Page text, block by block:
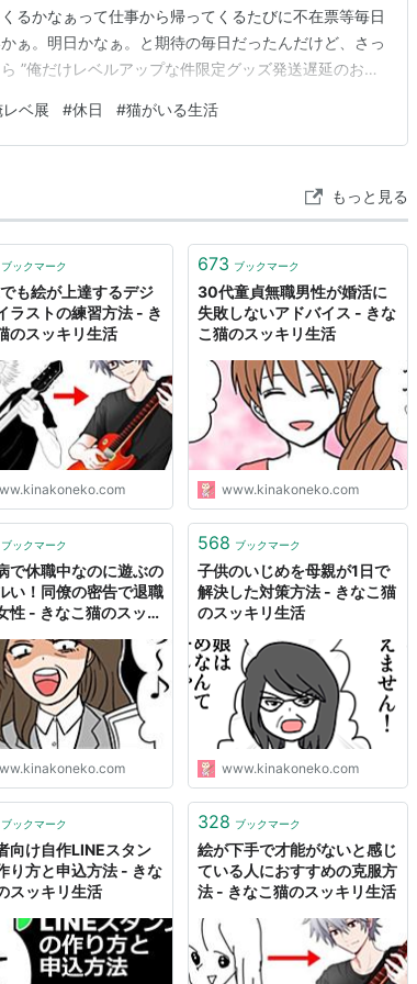
るかなぁって仕事から帰ってくるたびに不在票等毎日
ぁ。明日かなぁ。と期待の毎日だったんだけど、さっ
”俺だけレベルアップな件限定グッズ発送遅延のお知
が停止していたから。。一括配送は”７月３１日”にな
がなさすぎ…
レベ展 #休日 #猫がいる生活
もっと見る
ブックマーク
も絵が上達するデジ
ラストの練習方法 - き
のスッキリ生活
673 ブックマーク
30代童貞無職男性が婚活に
失敗しないアドバイス - きな
こ猫のスッキリ生活
www.kinakoneko.com
ブックマーク
で休職中なのに遊ぶの
い！同僚の密告で退職
性 - きなこ猫のスッキ
568 ブックマーク
子供のいじめを母親が1日で
解決した対策方法 - きなこ猫
のスッキリ生活
www.kinakoneko.com
ブックマーク
向け自作LINEスタン
り方と申込方法 - きな
スッキリ生活
328 ブックマーク
絵が下手で才能がないと感じ
ている人におすすめの克服方
法 - きなこ猫のスッキリ生活